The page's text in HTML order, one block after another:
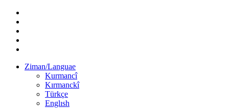
Ziman/Languae
Kurmancî
Kırmanckî
Türkçe
Englısh